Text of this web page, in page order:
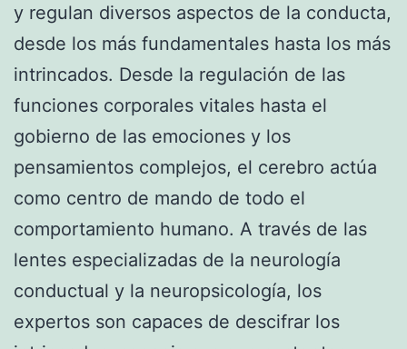
y regulan diversos aspectos de la conducta,
desde los más fundamentales hasta los más
intrincados. Desde la regulación de las
funciones corporales vitales hasta el
gobierno de las emociones y los
pensamientos complejos, el cerebro actúa
como centro de mando de todo el
comportamiento humano. A través de las
lentes especializadas de la neurología
conductual y la neuropsicología, los
expertos son capaces de descifrar los